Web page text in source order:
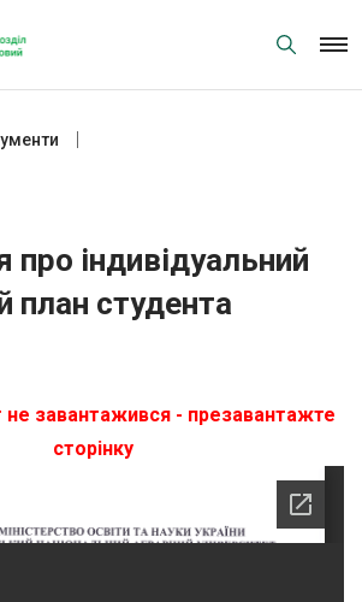
індивідуальний
план студента
завантажився - презавантажте
сторінку